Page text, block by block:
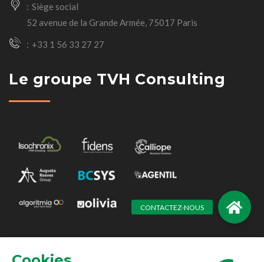
Siège social
52 avenue de la Grande Armée, 75017 Paris
+33 1 56 33 27 27
Le groupe TVH Consulting